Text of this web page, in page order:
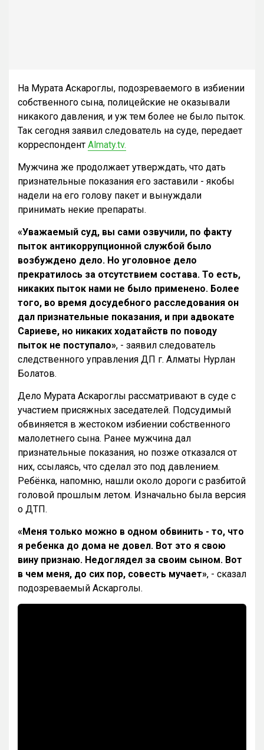
На Мурата Аскароглы, подозреваемого в избиении
собственного сына, полицейские не оказывали
никакого давления, и уж тем более не было пыток.
Так сегодня заявил следователь на суде, передает
корреспондент Almaty.tv.
Мужчина же продолжает утверждать, что дать
признательные показания его заставили - якобы
надели на его голову пакет и вынуждали
принимать некие препараты.
«Уважаемый суд, вы сами озвучили, по факту
пыток антикоррупционной службой было
возбуждено дело. Но уголовное дело
прекратилось за отсутствием состава. То есть,
никаких пыток нами не было применено. Более
того, во время досудебного расследования он
дал признательные показания, и при адвокате
Сариеве, но никаких ходатайств по поводу
пыток не поступало», - заявил следователь
следственного управления ДП г. Алматы Нурлан
Болатов.
Дело Мурата Аскароглы рассматривают в суде с
участием присяжных заседателей. Подсудимый
обвиняется в жестоком избиении собственного
малолетнего сына. Ранее мужчина дал
признательные показания, но позже отказался от
них, ссылаясь, что сделал это под давлением.
Ребёнка, напомню, нашли около дороги с разбитой
головой прошлым летом. Изначально была версия
о ДТП.
«Меня только можно в одном обвинить - то, что
я ребенка до дома не довел. Вот это я свою
вину признаю. Недоглядел за своим сыном. Вот
в чем меня, до сих пор, совесть мучает», - сказал
подозреваемый Аскарголы.